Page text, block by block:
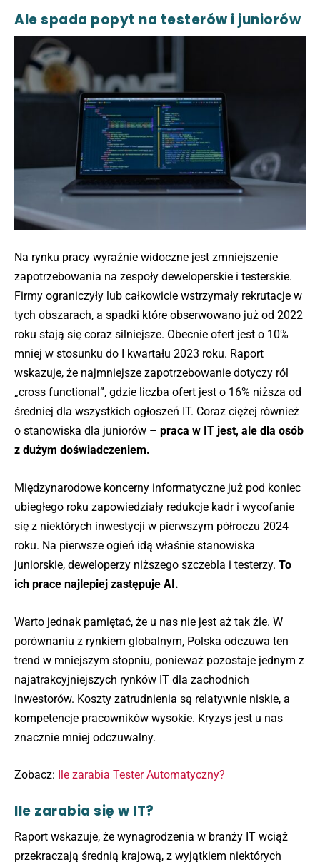
Ale spada popyt na testerów i juniorów
Na rynku pracy wyraźnie widoczne jest zmniejszenie
zapotrzebowania na zespoły deweloperskie i testerskie.
Firmy ograniczyły lub całkowicie wstrzymały rekrutacje w
tych obszarach, a spadki które obserwowano już od 2022
roku stają się coraz silniejsze. Obecnie ofert jest o 10%
mniej w stosunku do I kwartału 2023 roku. Raport
wskazuje, że najmniejsze zapotrzebowanie dotyczy ról
„cross functional”, gdzie liczba ofert jest o 16% niższa od
średniej dla wszystkich ogłoszeń IT. Coraz ciężej również
o stanowiska dla juniorów – praca w IT jest, ale dla osób
z dużym doświadczeniem.
Międzynarodowe koncerny informatyczne już pod koniec
ubiegłego roku zapowiedziały redukcje kadr i wycofanie
się z niektórych inwestycji w pierwszym półroczu 2024
roku. Na pierwsze ogień idą właśnie stanowiska
juniorskie, deweloperzy niższego szczebla i testerzy. To
ich prace najlepiej zastępuje AI.
Warto jednak pamiętać, że u nas nie jest aż tak źle. W
porównaniu z rynkiem globalnym, Polska odczuwa ten
trend w mniejszym stopniu, ponieważ pozostaje jednym z
najatrakcyjniejszych rynków IT dla zachodnich
inwestorów. Koszty zatrudnienia są relatywnie niskie, a
kompetencje pracowników wysokie. Kryzys jest u nas
znacznie mniej odczuwalny.
Zobacz: Ile zarabia Tester Automatyczny?
Ile zarabia się w IT?
Raport wskazuje, że wynagrodzenia w branży IT wciąż
przekraczają średnią krajową, z wyjątkiem niektórych